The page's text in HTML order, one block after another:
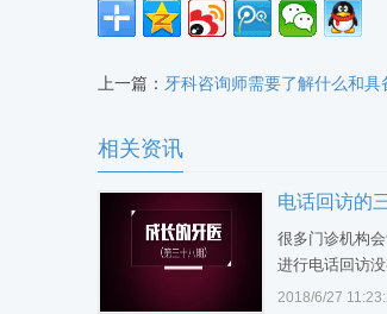
上一篇： 牙科咨询师需要了解什么和具
相关资讯
很多门诊机构
进行电话回访
只是询问或关
2018/6/27